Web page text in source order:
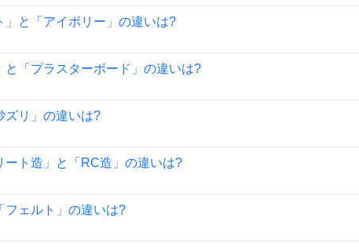
」と「アイボリー」の違いは?
と「プラスターボード」の違いは?
ズリ」の違いは?
ート造」と「RC造」の違いは?
フェルト」の違いは?